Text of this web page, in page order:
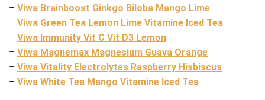
– Viwa Brainboost Ginkgo Biloba Mango Lime
– Viwa Green Tea Lemon Lime Vitamine Iced Tea
– Viwa Immunity Vit C Vit D3 Lemon
– Viwa Magnemax Magnesium Guava Orange
– Viwa Vitality Electrolytes Raspberry Hisbiscus
– Viwa White Tea Mango Vitamine Iced Tea